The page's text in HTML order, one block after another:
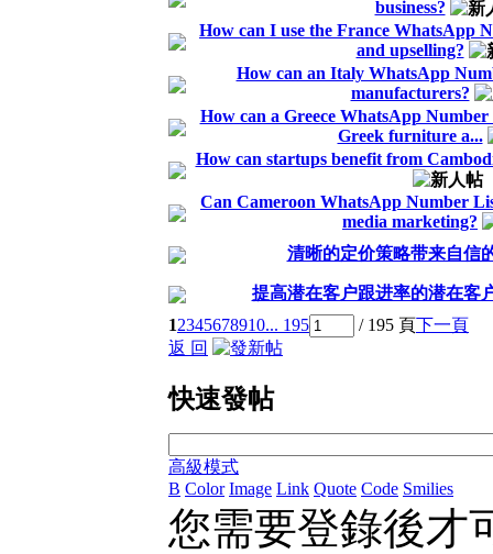
business?
How can I use the France WhatsApp
and upselling?
How can an Italy WhatsApp
manufacturers?
How can a Greece WhatsApp
Greek furniture a...
How can startups benefit from
Can Cameroon WhatsApp Number
media marketing?
清晰的定价策略带来自信
提高潜在客户跟进率的潜在客
12345678910... 195 / 195 頁下一頁
返 回
快速發帖
高級模式
B Color Image Link Quote Code Smilies
您需要登錄後才